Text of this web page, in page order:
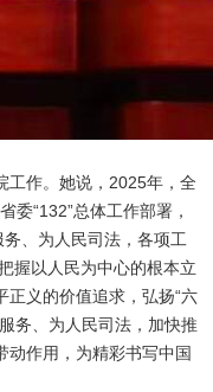
工作。她说，2025年，全
委“132”总体工作部署，
务、为人民司法，各项工
握以人民为中心的根本立
正义的价值追求，弘扬“六
务、为人民司法，加快推
动作用，为精彩书写中国